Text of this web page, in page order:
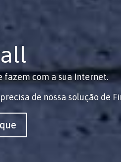
fazem com a sua Internet.
de nossa solução de